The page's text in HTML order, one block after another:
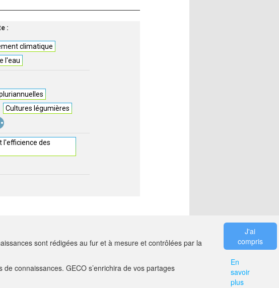
:
climatique
l'eau
Cultures légumières
l'efficience des
sont rédigées au fur et à mesure et contrôlées par la
de connaissances. GECO s’enrichira de vos partages
J'ai
compris
En
savoir
plus